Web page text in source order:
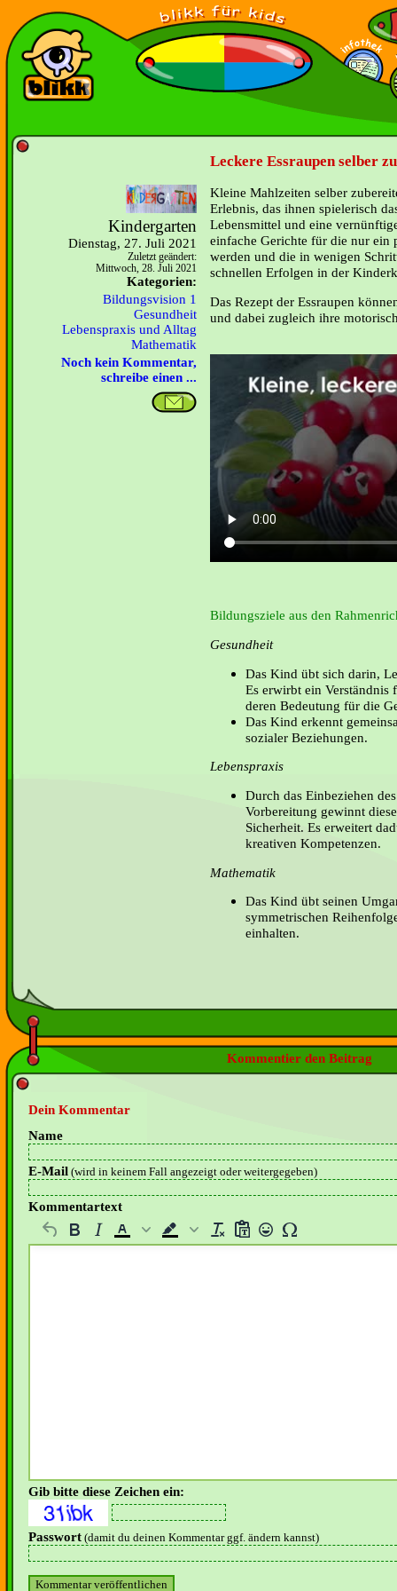
Leckere Essraupen selber
Kindergarten
Dienstag, 27. Juli 2021
Zuletzt geändert:
Mittwoch, 28. Juli 2021
Kategorien:
Bildungsvision 1
Gesundheit
Lebenspraxis und Alltag
Mathematik
Noch kein Kommentar,
schreibe einen ...
Kleine Mahlzeiten selber
Erlebnis, das ihnen spielerisch
Lebensmittel und eine
einfache Gerichte für die nur ein
werden und die in wenigen
schnellen Erfolgen in der
Das Rezept der Essraupen
und dabei zugleich ihre
Bildungsziele aus den
Gesundheit
Das Kind übt sich darin,
Es erwirbt ein Verständnis
deren Bedeutung für die
Das Kind erkennt
sozialer Beziehungen.
Lebenspraxis
Durch das Einbeziehen
Vorbereitung gewinnt
Sicherheit. Es erweitert
kreativen Kompetenzen.
Mathematik
Das Kind übt seinen
symmetrischen
einhalten.
Kommentier den Beitrag
Dein Kommentar
Name
E-Mail (wird in keinem Fall angezeigt oder weitergegeben)
Kommentartext
Gib bitte diese Zeichen ein:
Passwort (damit du deinen Kommentar ggf. ändern kannst)